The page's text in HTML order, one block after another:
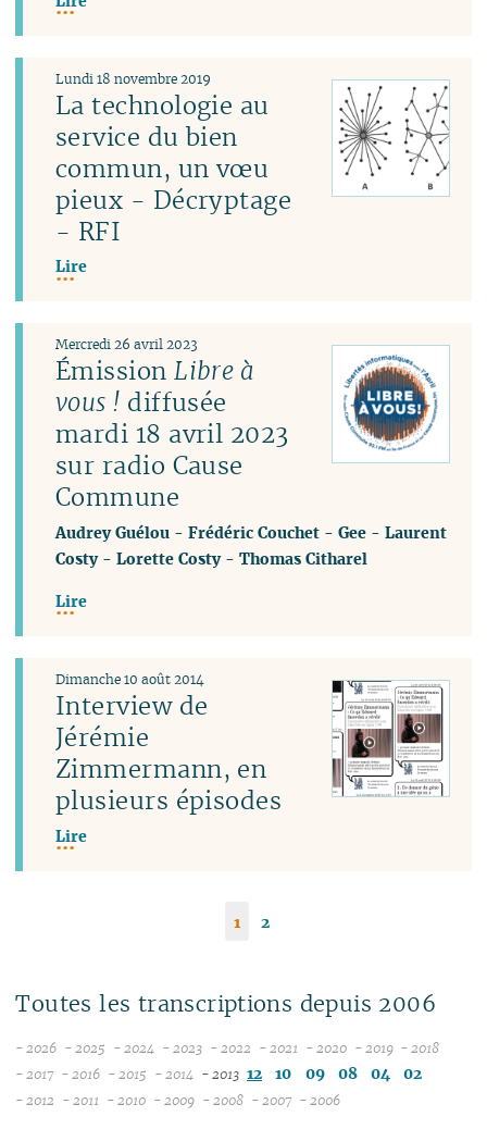
La technologie au
service du bien
commun, un vœu
pieux - Décryptage
- RFI
Lundi 18 novembre 2019
Lire
ÉmissionLibre à
vous ! diffusée
mardi 18 avril 2023
sur radio Cause
Commune
Mercredi 26 avril 2023
Audrey Guélou -Frédéric Couchet -Gee -Laurent
Costy-Lorette Costy-Thomas Citharel
Lire
Interview de
Jérémie
Zimmermann, en
plusieurs épisodes
Dimanche 10 août 2014
Lire
1 2
Toutes les transcriptions depuis 2006
- 2026 - 2025 - 2024 - 2023 - 2022 - 2021
12
- 2020
12
- 2019
12
- 2018
- 2017 - 2016 - 2015 - 2014 - 2013 12 10 09 08 04 02
- 2012 - 2011 - 2010 - 2009 - 2008 - 2007 - 2006